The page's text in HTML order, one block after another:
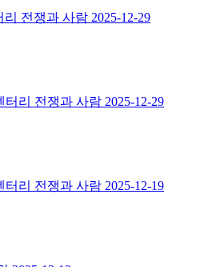
리 전쟁과 사람 2025-12-29
터리 전쟁과 사람 2025-12-29
터리 전쟁과 사람 2025-12-19